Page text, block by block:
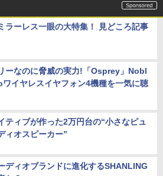
ラーレス一眼の大特集！ 見どころ記事
ーなのに脅威の実力!「Osprey」Nobl
イヤレスイヤフォン4機種を一気に聴
ティブが作った2万円台の“小さなピュ
ィオスピーカー”
ディオブランドに進化するSHANLING